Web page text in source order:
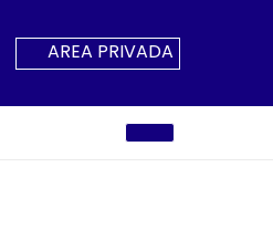
AREA PRIVADA